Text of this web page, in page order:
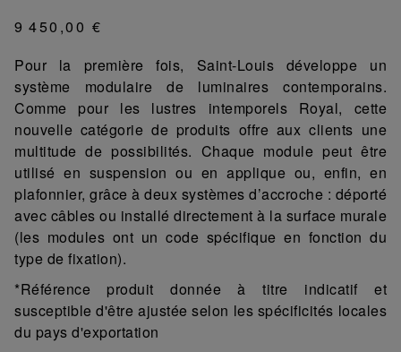
9 450,00 €
Pour la première fois, Saint-Louis développe un
système modulaire de luminaires contemporains.
Comme pour les lustres intemporels Royal, cette
nouvelle catégorie de produits offre aux clients une
multitude de possibilités. Chaque module peut être
utilisé en suspension ou en applique ou, enfin, en
plafonnier, grâce à deux systèmes d’accroche : déporté
avec câbles ou installé directement à la surface murale
(les modules ont un code spécifique en fonction du
type de fixation).
*Référence produit donnée à titre indicatif et
susceptible d'être ajustée selon les spécificités locales
du pays d'exportation